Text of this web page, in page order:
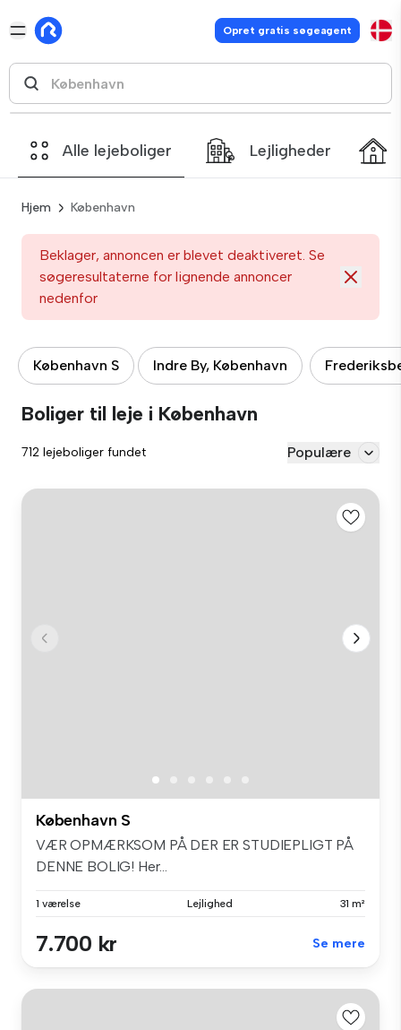
Opret gratis søgeagent
Alle lejeboliger Lejligheder
Hjem København
Beklager, annoncen er blevet deaktiveret. Se
søgeresultaterne for lignende annoncer
nedenfor
København S Indre By, København
Boliger til leje i København
712 lejeboliger fundet Populære
København S
VÆR OPMÆRKSOM PÅ DER ER STUDIEPLIGT PÅ
DENNE BOLIG! Her...
1 værelse Lejlighed 31 m²
7.700 kr Se mere